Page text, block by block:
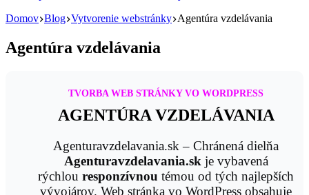
Domov Blog Vytvorenie webstránky Agentúra vzdelávania
Agentúra vzdelávania
TVORBA WEB STRÁNKY VO WORDPRESS
AGENTÚRA VZDELÁVANIA
Agenturavzdelavania.sk – Chránená dielňa
Agenturavzdelavania.sk je vybavená
rýchlou responzívnou témou od tých najlepších
vývojárov. Web stránka vo WordPress obsahuje